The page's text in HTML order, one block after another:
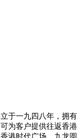
于一九四八年，拥有
为客户提供往返香港
港时代广场、九龙圆